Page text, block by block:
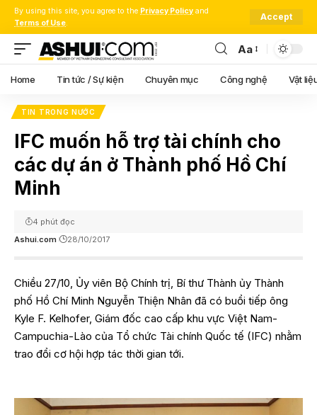
By using this site, you agree to the Privacy Policy and
Terms of Use.
Accept
Font
Resizer
Aa
Home Tin tức / Sự kiện Chuyên mục Công nghệ Vật
TIN TRONG NƯỚC
IFC muốn hỗ trợ tài chính cho
các dự án ở Thành phố Hồ Chí
Minh
Ashui.com 28/10/2017
4 phút đọc
Chiều 27/10, Ủy viên Bộ Chính trị, Bí thư Thành ủy Thành
phố Hồ Chí Minh Nguyễn Thiện Nhân đã có buổi tiếp ông
Kyle F. Kelhofer, Giám đốc cao cấp khu vực Việt Nam-
Campuchia-Lào của Tổ chức Tài chính Quốc tế (IFC) nhằm
trao đổi cơ hội hợp tác thời gian tới.